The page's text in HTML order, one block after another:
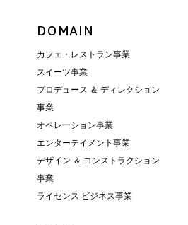
DOMAIN
カフェ・レストラン事業
スイーツ事業
プロデュース ＆ ディレクション
事業
オペレーション事業
エンターテイメント事業
デザイン ＆ コンストラクション
事業
ライセンス ビジネス事業